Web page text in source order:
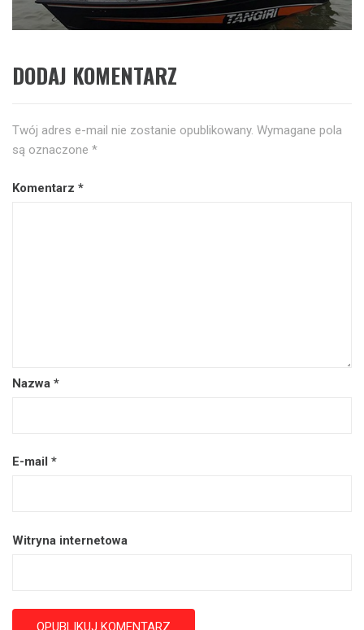
DODAJ KOMENTARZ
Twój adres e-mail nie zostanie opublikowany. Wymagane pola
są oznaczone *
Komentarz *
Nazwa *
E-mail *
Witryna internetowa